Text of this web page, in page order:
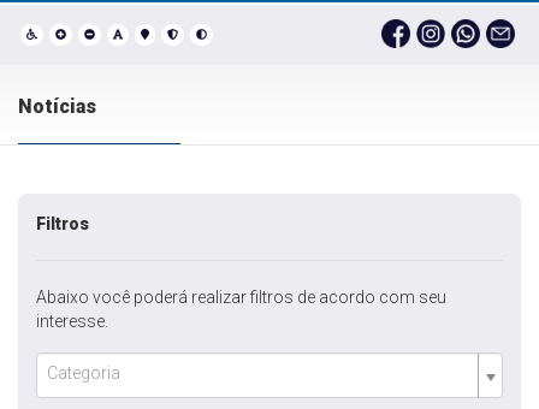
Notícias
Filtros
Abaixo você poderá realizar filtros de acordo com seu
interesse.
Categoria